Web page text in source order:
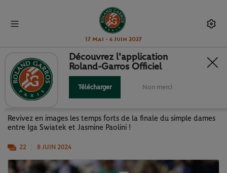
17 Mai - 6 Juin 2027
J14 : LA FINALE SWIATEK - PAOLINI
EN IMAGES
Revivez en images les temps forts de la finale du simple dames
entre Iga Swiatek et Jasmine Paolini !
22 8 JUIN 2024
Découvrez l'application
Roland-Garros Officiel
Télécharger Non merci